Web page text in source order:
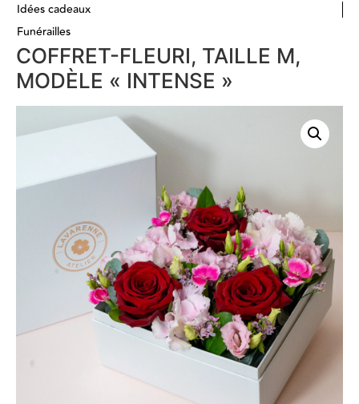
Idées cadeaux
Funérailles
COFFRET-FLEURI, TAILLE M,
MODÈLE « INTENSE »